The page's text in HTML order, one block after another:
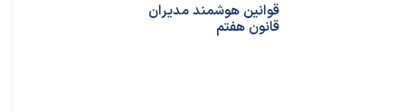
قوانین هوشمند مدیران
قانون هفتم